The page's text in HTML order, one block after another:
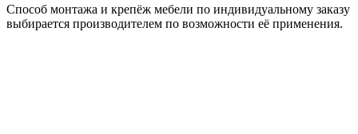
Способ монтажа и крепёж мебели по индивидуальному заказу
выбирается производителем по возможности её применения.